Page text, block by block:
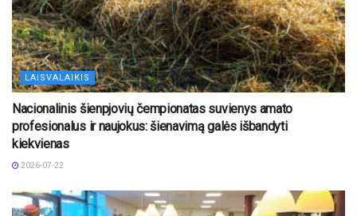
LAISVALAIKIS
Nacionalinis šienpjovių čempionatas suvienys amato
profesionalus ir naujokus: šienavimą galės išbandyti
kiekvienas
2026-07-22